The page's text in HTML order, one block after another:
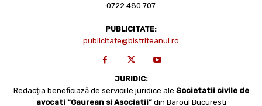
0722.480.707
PUBLICITATE:
publicitate@bistriteanul.ro
JURIDIC:
Redacția beneficiază de serviciile juridice ale Societatii civile de
avocati “Gaurean si Asociatii” din Baroul Bucuresti